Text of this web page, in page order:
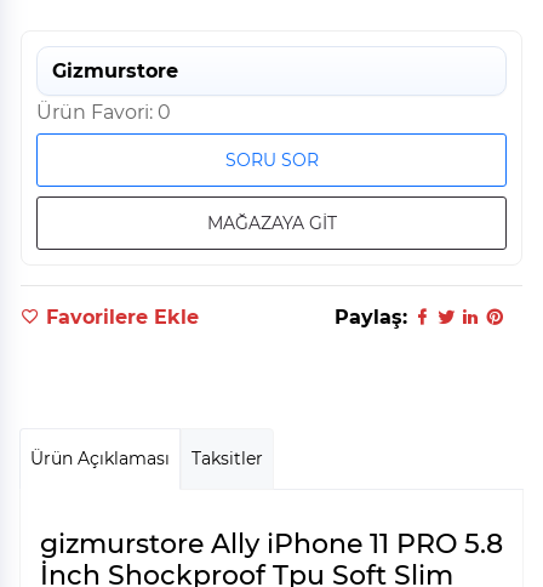
Gizmurstore
Ürün Favori: 0
SORU SOR
MAĞAZAYA GİT
Favorilere Ekle Paylaş:
Ürün Açıklaması Taksitler
gizmurstore Ally iPhone 11 PRO 5.8
İnch Shockproof Tpu Soft Slim